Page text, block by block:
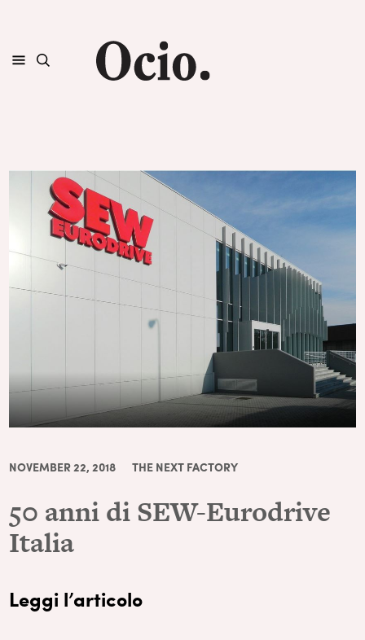
NOVEMBER 22, 2018 THE NEXT FACTORY
50 anni di SEW-Eurodrive
Italia
Leggi l’articolo